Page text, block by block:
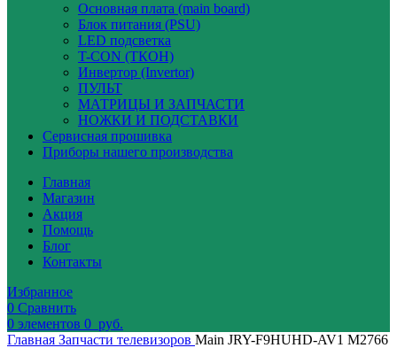
Основная плата (main board)
Блок питания (PSU)
LED подсветка
T-CON (ТКОН)
Инвертор (Invertor)
ПУЛЬТ
МАТРИЦЫ И ЗАПЧАСТИ
НОЖКИ И ПОДСТАВКИ
Сервисная прошивка
Приборы нашего производства
Главная
Магазин
Акция
Помощь
Блог
Контакты
Избранное
0 Сравнить
0 элементов 0 руб.
Главная Запчасти телевизоров Main JRY-F9HUHD-AV1 M2766